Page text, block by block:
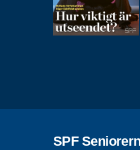
SPF